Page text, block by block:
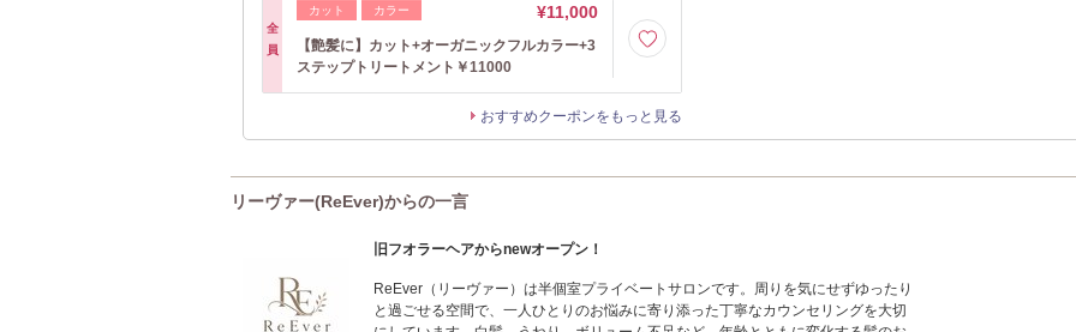
全
員
カット カラー ¥11,000
【艶髪に】カット+オーガニックフルカラー+3
ステップトリートメント￥11000
おすすめクーポンをもっと見る
リーヴァー(ReEver)からの一言
旧フオラーヘアからnewオープン！
ReEver（リーヴァー）は半個室プライベートサロンです。周りを気にせずゆったり
と過ごせる空間で、一人ひとりのお悩みに寄り添った丁寧なカウンセリングを大切